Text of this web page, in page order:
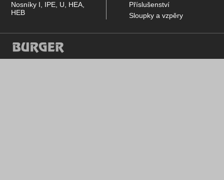
Nosníky I, IPE, U, HEA,
HEB
Příslušenství
Sloupky a vzpěry